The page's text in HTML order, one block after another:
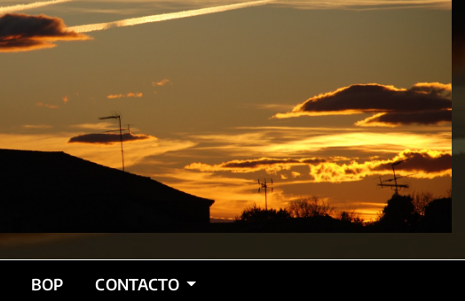
BOP CONTACTO